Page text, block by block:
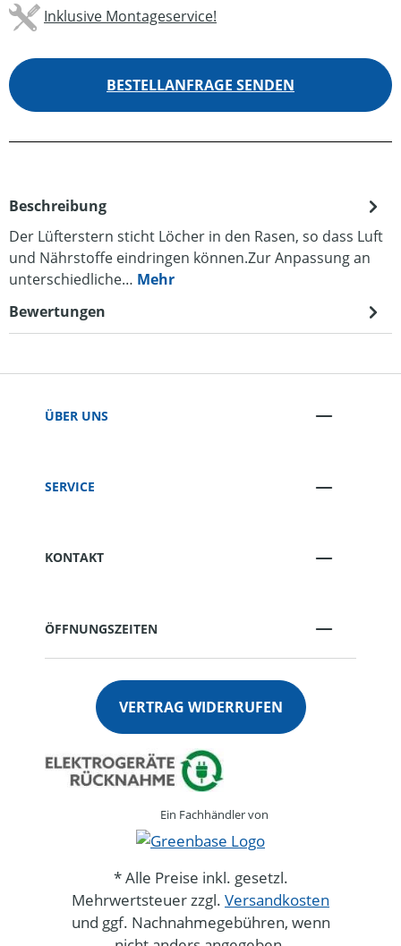
Inklusive Montageservice!
BESTELLANFRAGE SENDEN
Beschreibung
Der Lüfterstern sticht Löcher in den Rasen, so dass Luft
und Nährstoffe eindringen können.Zur Anpassung an
unterschiedliche… Mehr
Bewertungen
ÜBER UNS
SERVICE
KONTAKT
ÖFFNUNGSZEITEN
VERTRAG WIDERRUFEN
Ein Fachhändler von
* Alle Preise inkl. gesetzl.
Mehrwertsteuer zzgl. Versandkosten
und ggf. Nachnahmegebühren, wenn